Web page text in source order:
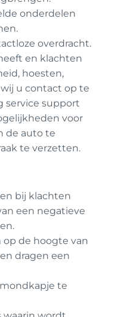
onderdelen
overdracht.
en klachten
hoesten,
u contact op te
service support
voor
de auto te
te verzetten.
bij klachten
een negatieve
op de hoogte van
dragen een
te